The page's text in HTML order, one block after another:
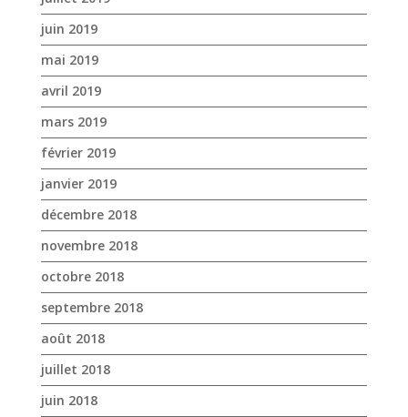
juin 2019
mai 2019
avril 2019
mars 2019
février 2019
janvier 2019
décembre 2018
novembre 2018
octobre 2018
septembre 2018
août 2018
juillet 2018
juin 2018